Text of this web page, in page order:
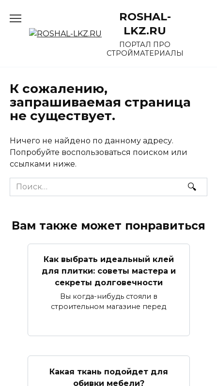
содержанию
ROSHAL-
LKZ.RU
ПОРТАЛ ПРО
СТРОЙМАТЕРИАЛЫ
К сожалению,
запрашиваемая страница
не существует.
Ничего не найдено по данному адресу.
Попробуйте воспользоваться поиском или
ссылками ниже.
Search
for:
Вам также может понравиться
Как выбрать идеальный клей
для плитки: советы мастера и
секреты долговечности
Вы когда-нибудь стояли в
строительном магазине перед
Какая ткань подойдет для
обивки мебели?